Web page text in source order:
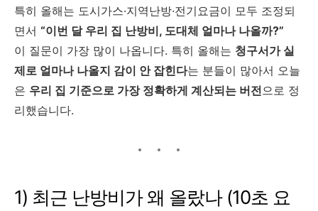
특히 올해는 도시가스·지역난방·전기요금이 모두 조정되
면서 “이번 달 우리 집 난방비, 도대체 얼마나 나올까?”
이 질문이 가장 많이 나옵니다. 특히 올해는 청구서가 실
제로 얼마나 나올지 감이 안 잡힌다는 분들이 많아서 오늘
은 우리 집 기준으로 가장 정확하게 계산되는 버전으로 정
리했습니다.
1) 최근 난방비가 왜 올랐나 (10초 요